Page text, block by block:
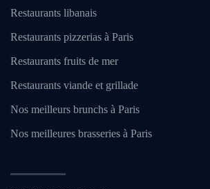
Restaurants libanais
Restaurants pizzerias à Paris
Restaurants fruits de mer
Restaurants viande et grillade
Nos meilleurs brunchs à Paris
Nos meilleures brasseries à Paris